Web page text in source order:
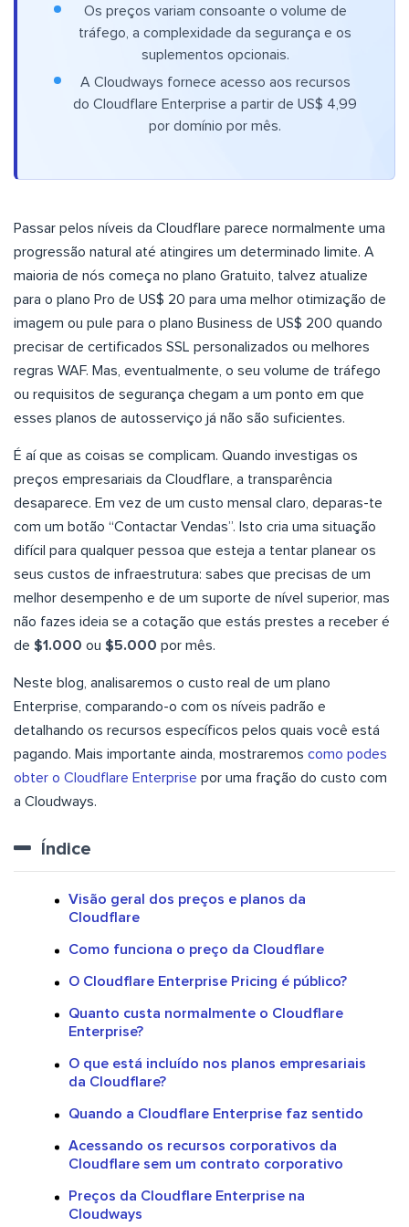
Os preços variam consoante o volume de
tráfego, a complexidade da segurança e os
suplementos opcionais.
A Cloudways fornece acesso aos recursos
do Cloudflare Enterprise a partir de US$ 4,99
por domínio por mês.
Passar pelos níveis da Cloudflare parece normalmente uma
progressão natural até atingires um determinado limite. A
maioria de nós começa no plano Gratuito, talvez atualize
para o plano Pro de US$ 20 para uma melhor otimização de
imagem ou pule para o plano Business de US$ 200 quando
precisar de certificados SSL personalizados ou melhores
regras WAF. Mas, eventualmente, o seu volume de tráfego
ou requisitos de segurança chegam a um ponto em que
esses planos de autosserviço já não são suficientes.
É aí que as coisas se complicam. Quando investigas os
preços empresariais da Cloudflare, a transparência
desaparece. Em vez de um custo mensal claro, deparas-te
com um botão “Contactar Vendas”. Isto cria uma situação
difícil para qualquer pessoa que esteja a tentar planear os
seus custos de infraestrutura: sabes que precisas de um
melhor desempenho e de um suporte de nível superior, mas
não fazes ideia se a cotação que estás prestes a receber é
de $1.000 ou $5.000 por mês.
Neste blog, analisaremos o custo real de um plano
Enterprise, comparando-o com os níveis padrão e
detalhando os recursos específicos pelos quais você está
pagando. Mais importante ainda, mostraremos como podes
obter o Cloudflare Enterprise por uma fração do custo com
a Cloudways.
Índice
Visão geral dos preços e planos da
Cloudflare
Como funciona o preço da Cloudflare
O Cloudflare Enterprise Pricing é público?
Quanto custa normalmente o Cloudflare
Enterprise?
O que está incluído nos planos empresariais
da Cloudflare?
Quando a Cloudflare Enterprise faz sentido
Acessando os recursos corporativos da
Cloudflare sem um contrato corporativo
Preços da Cloudflare Enterprise na
Cloudways